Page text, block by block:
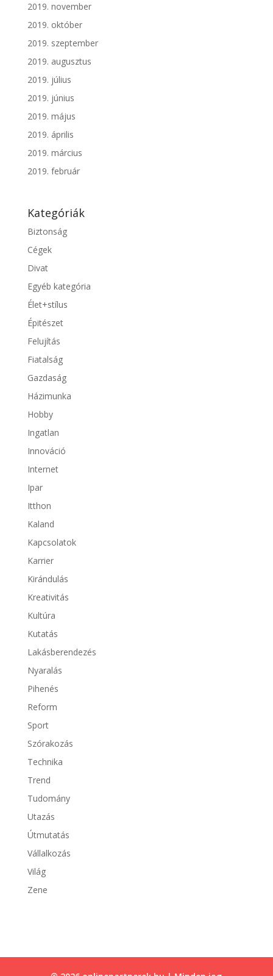
2019. november
2019. október
2019. szeptember
2019. augusztus
2019. július
2019. június
2019. május
2019. április
2019. március
2019. február
Kategóriák
Biztonság
Cégek
Divat
Egyéb kategória
Élet+stílus
Épitészet
Felujítás
Fiatalság
Gazdaság
Házimunka
Hobby
Ingatlan
Innováció
Internet
Ipar
Itthon
Kaland
Kapcsolatok
Karrier
Kirándulás
Kreativitás
Kultúra
Kutatás
Lakásberendezés
Nyaralás
Pihenés
Reform
Sport
Szórakozás
Technika
Trend
Tudomány
Utazás
Útmutatás
Vállalkozás
Világ
Zene